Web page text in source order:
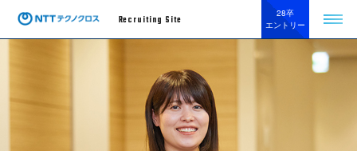
Recruiting Site
28卒
エントリー